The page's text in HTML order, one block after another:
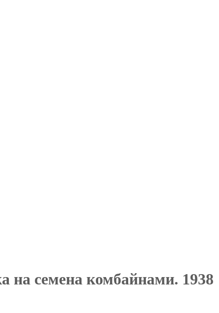
на семена комбайнами. 1938